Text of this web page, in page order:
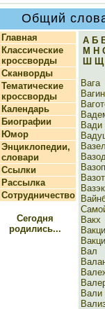
Общий
Главная
Классические
кроссворды
Сканворды
Тематические
кроссворды
Календарь
Биографии
Юмор
Энциклопедии,
словари
Ссылки
Рассылка
Сотрудничество
Сегодня
родились...
А Б
М Н
Ш Щ
Вага
Вади
Вакх
Вал
Вали